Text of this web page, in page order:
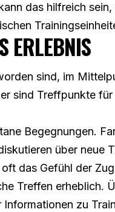
das hilfreich
ERLEBNIS
sind, im
sind Treffpunkte
Begegnungen.
über neue
das Gefühl der
Treffen erheblich.
zu